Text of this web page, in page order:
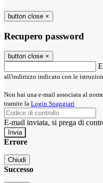
button close ×
Recupero password
button close ×
all'indirizzo indicato con le
Non hai una e-mail associata al
tramite la Login Spaggiari
E-mail inviata, si prega di
Errore
Chiudi
Successo